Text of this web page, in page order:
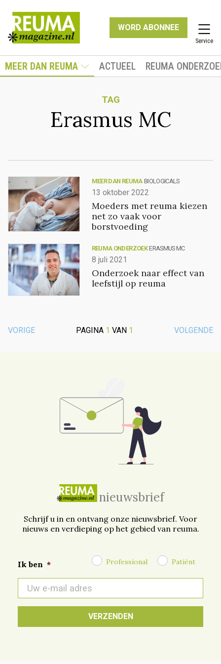
WORD ABONNEE
Service
MEER DAN REUMA ACTUEEL REUMA
TAG
Erasmus MC
MEER DAN REUMA BIOLOGICALS
13 oktober 2022
Moeders met reuma kiezen
net zo vaak voor
borstvoeding
REUMA ONDERZOEK ERASMUS MC
8 juli 2021
Onderzoek naar effect van
leefstijl op reuma
VORIGE PAGINA 1 VAN 1 VOLGENDE
nieuwsbrief
Schrijf u in en ontvang onze nieuwsbrief. Voor
nieuws en verdieping op het gebied van reuma.
Ik ben * Professional Patiënt
mail
*